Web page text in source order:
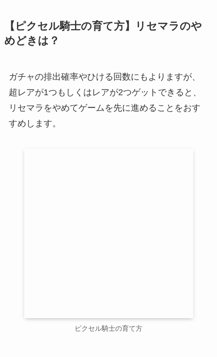
【ピクセル騎士の育て方】リセマラのや
めどきは？
ガチャの排出確率やひける回数にもよりますが、
超レアが1つもしくはレアが2つゲットできると、
リセマラをやめてゲームを先に進めることをおす
すめします。
ピクセル騎士の育て方